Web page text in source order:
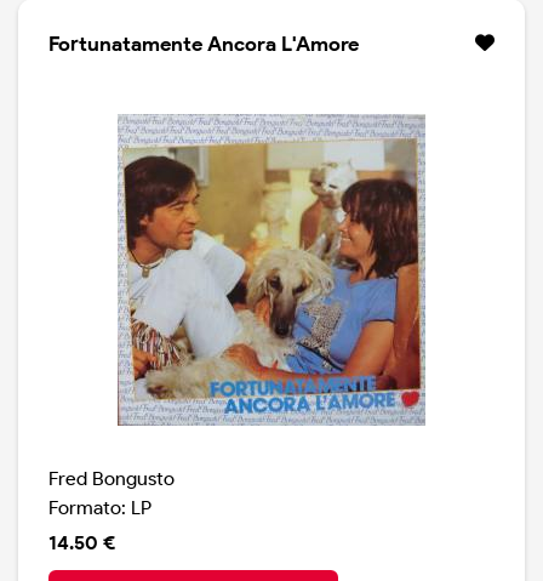
Fortunatamente Ancora L'Amore
Fred Bongusto
Formato: LP
14.50 €